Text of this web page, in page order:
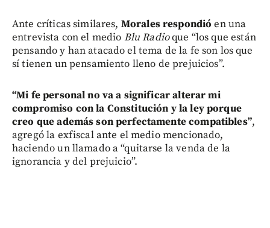
Ante críticas similares, Morales respondió en una
entrevista con el medio Blu Radioque “los que están
pensando y han atacado el tema de la fe son los que
sí tienen un pensamiento lleno de prejuicios”.
“Mi fe personal no va a significar alterar mi
compromiso con la Constitución y la ley porque
creo que además son perfectamente compatibles”,
agregó la exfiscal ante el medio mencionado,
haciendo un llamado a “quitarse la venda de la
ignorancia y del prejuicio”.